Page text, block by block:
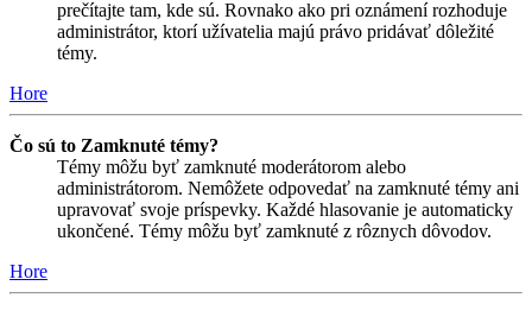
prečítajte tam, kde sú. Rovnako ako pri oznámení rozhoduje
administrátor, ktorí užívatelia majú právo pridávať dôležité
témy.
Hore
Čo sú to Zamknuté témy?
Témy môžu byť zamknuté moderátorom alebo
administrátorom. Nemôžete odpovedať na zamknuté témy ani
upravovať svoje príspevky. Každé hlasovanie je automaticky
ukončené. Témy môžu byť zamknuté z rôznych dôvodov.
Hore